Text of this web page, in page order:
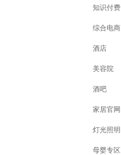
知识付费
综合电商
酒店
美容院
酒吧
家居官网
灯光照明
母婴专区